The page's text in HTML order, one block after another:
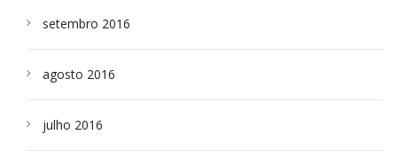
setembro 2016
agosto 2016
julho 2016